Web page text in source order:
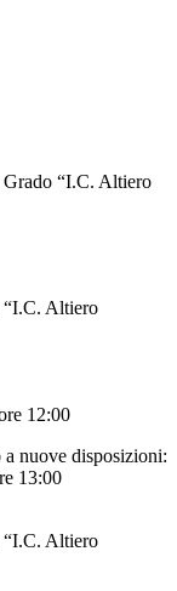
Grado “I.C. Altiero
“I.C. Altiero
12:00
nuove disposizioni:
13:00
“I.C. Altiero